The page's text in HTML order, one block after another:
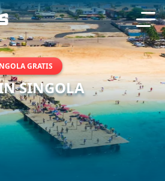
GRATIS
SINGOLA